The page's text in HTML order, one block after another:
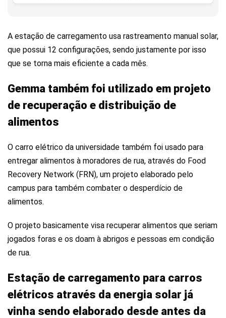
A estação de carregamento usa rastreamento manual solar,
que possui 12 configurações, sendo justamente por isso
que se torna mais eficiente a cada mês.
Gemma também foi utilizado em projeto
de recuperação e distribuição de
alimentos
O carro elétrico da universidade também foi usado para
entregar alimentos à moradores de rua, através do Food
Recovery Network (FRN), um projeto elaborado pelo
campus para também combater o desperdício de
alimentos.
O projeto basicamente visa recuperar alimentos que seriam
jogados foras e os doam à abrigos e pessoas em condição
de rua.
Estação de carregamento para carros
elétricos através da energia solar já
vinha sendo elaborado desde antes da